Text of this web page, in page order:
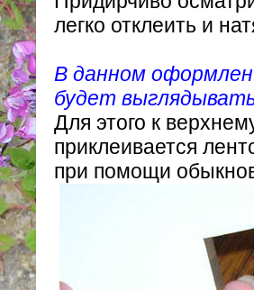
легко отклеить и
В данном
будет
Для этого к
приклеивается
при помощи